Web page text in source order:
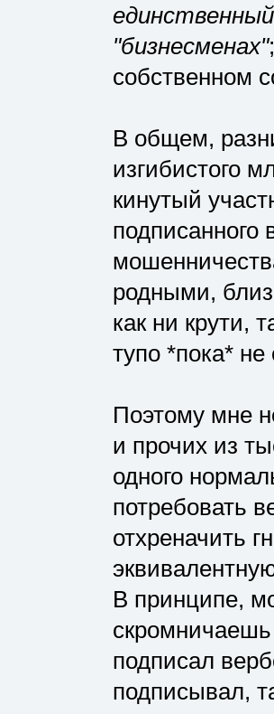
"бизнесменах"
собственном
В общем,
изгибистого
кинутый
подписанного
родными,
как ни крути,
тупо *пока*
Поэтому мне
и прочих из
одного
потребовать
отхреначить
В принципе,
подписал
подписывал,